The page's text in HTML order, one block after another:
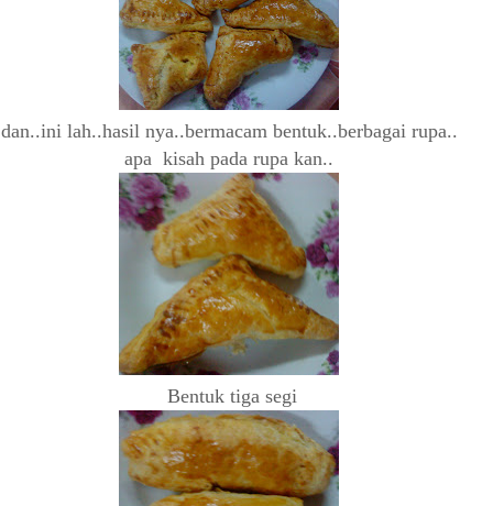
dan..ini lah..hasil nya..bermacam bentuk..berbagai rupa..
apa kisah pada rupa kan..
Bentuk tiga segi